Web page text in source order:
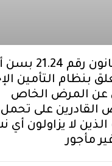
مشروع قانون
بنظام التأمين
عن المرض الخاص
القادرين على تحمل
الذين لا يزاولون أي
مأجور